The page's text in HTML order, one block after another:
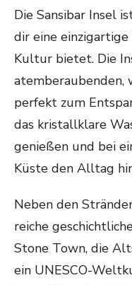
Die Sansibar Insel
dir eine
Kultur bietet. Die
atemberaubenden,
perfekt zum
das kristallklare
genießen und bei
Küste den Alltag
Neben den
reiche
Stone Town, die
ein UNESCO-